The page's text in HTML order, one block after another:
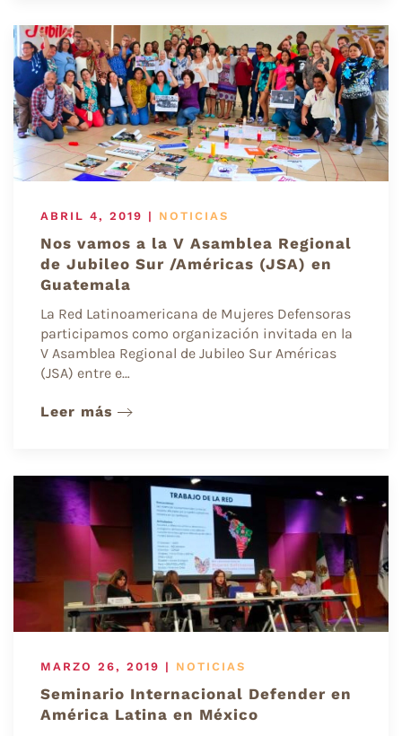
ABRIL 4, 2019 | NOTICIAS
Nos vamos a la V Asamblea Regional
de Jubileo Sur /Américas (JSA) en
Guatemala
La Red Latinoamericana de Mujeres Defensoras
participamos como organización invitada en la
V Asamblea Regional de Jubileo Sur Américas
(JSA) entre e…
Leer más
MARZO 26, 2019 | NOTICIAS
Seminario Internacional Defender en
América Latina en México